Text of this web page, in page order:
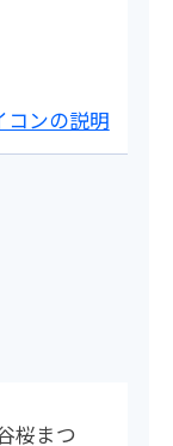
コンの説明
桜まつ